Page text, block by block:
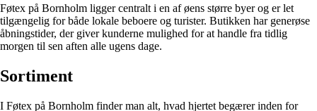
Føtex på Bornholm ligger centralt i en af øens større byer og er let
tilgængelig for både lokale beboere og turister. Butikken har generøse
åbningstider, der giver kunderne mulighed for at handle fra tidlig
morgen til sen aften alle ugens dage.
Sortiment
I Føtex på Bornholm finder man alt, hvad hjertet begærer inden for